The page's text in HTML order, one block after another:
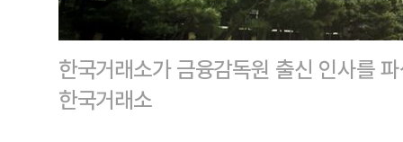
한국거래소가 금융감독원 출신 인사를
한국거래소